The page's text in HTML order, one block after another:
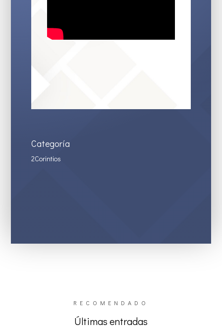
Categoría
2Corintios
RECOMENDADO
Últimas entradas